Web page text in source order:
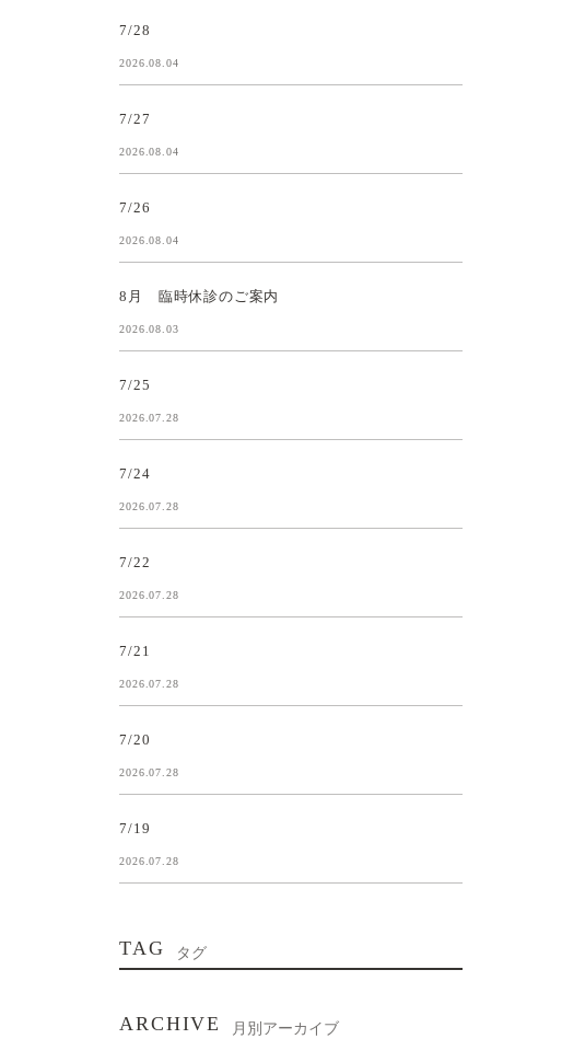
7/28
2026.08.04
7/27
2026.08.04
7/26
2026.08.04
8月 臨時休診のご案内
2026.08.03
7/25
2026.07.28
7/24
2026.07.28
7/22
2026.07.28
7/21
2026.07.28
7/20
2026.07.28
7/19
2026.07.28
TAG タグ
ARCHIVE 月別アーカイブ